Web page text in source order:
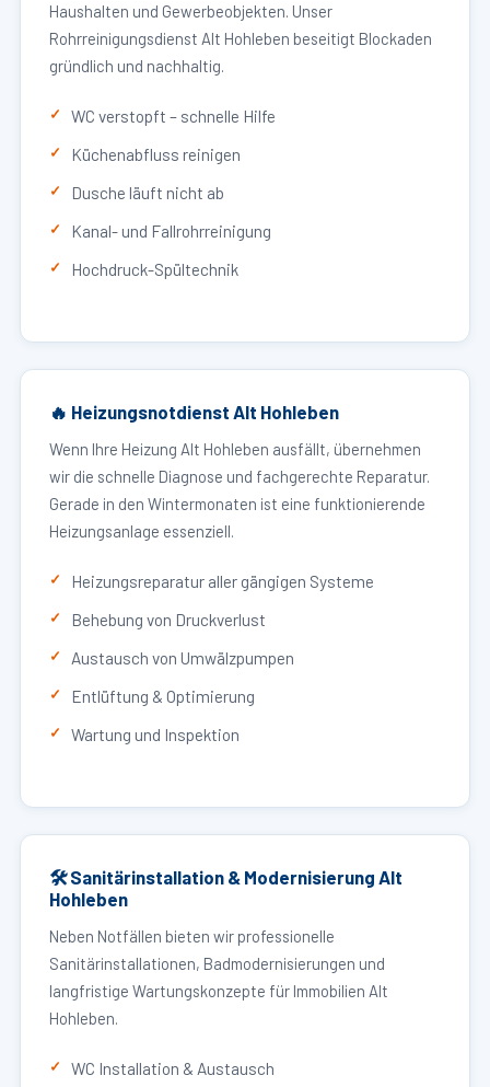
Haushalten und Gewerbeobjekten. Unser
Rohrreinigungsdienst Alt Hohleben beseitigt Blockaden
gründlich und nachhaltig.
WC verstopft – schnelle Hilfe
Küchenabfluss reinigen
Dusche läuft nicht ab
Kanal- und Fallrohrreinigung
Hochdruck-Spültechnik
🔥 Heizungsnotdienst Alt Hohleben
Wenn Ihre Heizung Alt Hohleben ausfällt, übernehmen
wir die schnelle Diagnose und fachgerechte Reparatur.
Gerade in den Wintermonaten ist eine funktionierende
Heizungsanlage essenziell.
Heizungsreparatur aller gängigen Systeme
Behebung von Druckverlust
Austausch von Umwälzpumpen
Entlüftung & Optimierung
Wartung und Inspektion
🛠 Sanitärinstallation & Modernisierung Alt
Hohleben
Neben Notfällen bieten wir professionelle
Sanitärinstallationen, Badmodernisierungen und
langfristige Wartungskonzepte für Immobilien Alt
Hohleben.
WC Installation & Austausch